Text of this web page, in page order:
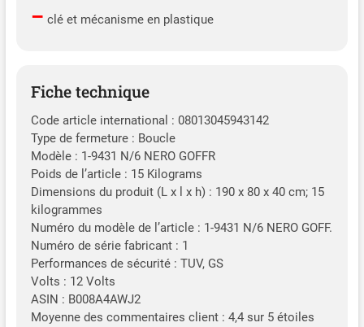
– clé et mécanisme en plastique
Fiche technique
Code article international : 08013045943142
Type de fermeture : Boucle
Modèle : 1-9431 N/6 NERO GOFFR
Poids de l’article : 15 Kilograms
Dimensions du produit (L x l x h) : 190 x 80 x 40 cm; 15
kilogrammes
Numéro du modèle de l’article : 1-9431 N/6 NERO GOFF.
Numéro de série fabricant : 1
Performances de sécurité : TUV, GS
Volts : 12 Volts
ASIN : B008A4AWJ2
Moyenne des commentaires client : 4,4 sur 5 étoiles